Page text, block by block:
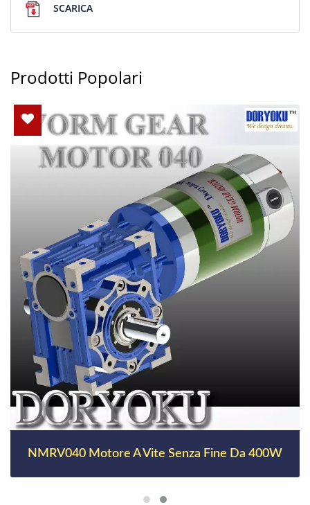
SCARICA
Prodotti Popolari
NMRV040 Motore A Vite Senza Fine Da 400W